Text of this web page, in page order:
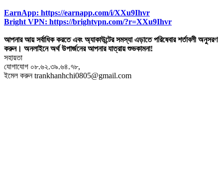
EarnApp: https://earnapp.com/i/XXu9Ihvr
Bright VPN: https://brightvpn.com/?r=XXu9Ihvr
আপনার আয় সর্বাধিক করতে এবং অ্যাকাউন্টের সমস্যা এড়াতে পরিষেবার শর্তাবলী অনুসরণ
করুন। অনলাইনে অর্থ উপার্জনের আপনার যাত্রায় শুভকামনা!
সহায়তা
যোগাযোগ ০৮.৬২.৩৯.৬৪.৭৮,
ইমেল করুন trankhanhchi0805@gmail.com